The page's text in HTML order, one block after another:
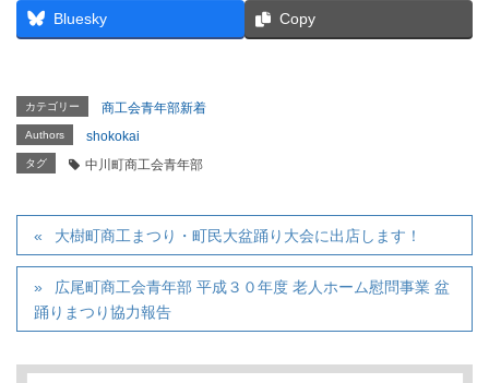
Bluesky Copy
カテゴリー 商工会青年部新着
Authors shokokai
タグ 中川町商工会青年部
大樹町商工まつり・町民大盆踊り大会に出店します！
広尾町商工会青年部 平成３０年度 老人ホーム慰問事業 盆
踊りまつり協力報告